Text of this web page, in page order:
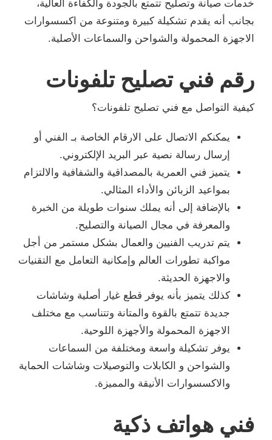
خدمات صيانة وتصليح تتمتع بالجودة والكفاءة العالية،
بجانب أنه يقدم تشكيلة كبيرة ومتنوعة من اكسسوارات
الاجهزة المحمولة والشواحن والسماعات الأصلية.
رقم فني تصليح تلفونات
كيفية التواصل مع فني تصليح تلفونات؟
يمكنكم الاتصال على الارقام الخاصة بـ الفني أو
إرسال رسالة نصية عبر البريد الإلكتروني.
يتميز فني العمرية بالمصداقية والشفافية والالتزام
بمواعيد الزبائن والأداء المثالي.
بالإضافة إلى أنه يملك سنوات طويلة من الخبرة
والمعرفة في مجال الصيانة والتصليح.
يتم تدريب الفنيين والعمال بشكل مستمر من أجل
مواكبة تطورات العالم وإمكانية التعامل مع التقنيات
والاجهزة الحديثة.
كذلك يتميز بأنه يوفر قطع غيار أصلية وشاشات
جديدة تتمتع بالقوة والمتانة وتتناسب مع مختلف
الاجهزة المحمولة والأجهزة اللوحية.
يوفر تشكيلة واسعة ومختلفة من السماعات
والشواحن و الكابلات والتوصيلات وشاشات الحماية
والاكسسوارات الأنيقة والمميزة.
فني هواتف ذكية